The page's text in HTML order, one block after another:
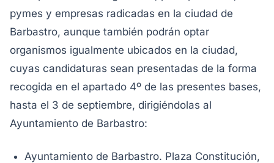
pymes y empresas radicadas en la ciudad de
Barbastro, aunque también podrán optar
organismos igualmente ubicados en la ciudad,
cuyas candidaturas sean presentadas de la forma
recogida en el apartado 4º de las presentes bases,
hasta el 3 de septiembre, dirigiéndolas al
Ayuntamiento de Barbastro:
Ayuntamiento de Barbastro. Plaza Constitución,